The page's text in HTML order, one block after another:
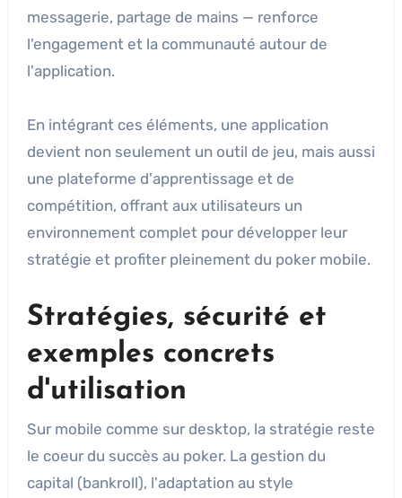
messagerie, partage de mains — renforce
l'engagement et la communauté autour de
l'application.
En intégrant ces éléments, une application
devient non seulement un outil de jeu, mais aussi
une plateforme d'apprentissage et de
compétition, offrant aux utilisateurs un
environnement complet pour développer leur
stratégie et profiter pleinement du poker mobile.
Stratégies, sécurité et
exemples concrets
d'utilisation
Sur mobile comme sur desktop, la stratégie reste
le coeur du succès au poker. La gestion du
capital (bankroll), l'adaptation au style